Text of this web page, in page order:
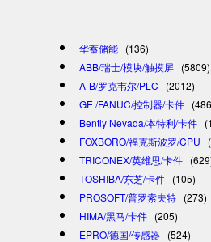
华蓄储能 (136)
ABB/瑞士/模块/触摸屏 (5809)
A-B/罗克韦尔/PLC
(2012)
GE /FANUC/控制器/卡件
Bently Nevada/本特利/卡件
FOXBORO/福克斯波罗/CPU
TRICONEX/英维思/卡件
TOSHIBA/东芝/卡件 (105)
PROSOFT/普罗索夫特 (273)
HIMA/黑马/卡件 (205)
EPRO/德国/传感器 (524)